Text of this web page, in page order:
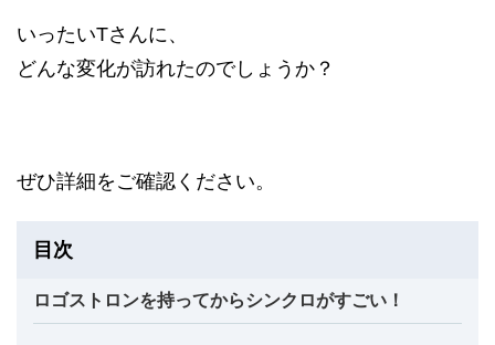
いったいTさんに、
どんな変化が訪れたのでしょうか？
ぜひ詳細をご確認ください。
目次
ロゴストロンを持ってからシンクロがすごい！